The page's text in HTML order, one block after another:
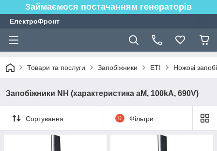
Займаємося постачанням генераторів
ЕлектроФронт
Товари та послуги Запобіжники ETI Ножові
Запобіжники NH (характеристика aM, 100kA, 690V)
Сортування 0 Фільтри